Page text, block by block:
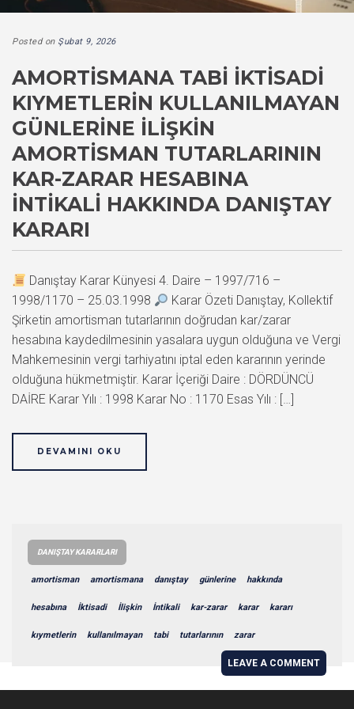
Posted on Şubat 9, 2026
AMORTISMANA TABI İKTISADI
KIYMETLERIN KULLANILMAYAN
GÜNLERINE İLIŞKIN
AMORTISMAN TUTARLARININ
KAR-ZARAR HESABINA
İNTIKALI HAKKINDA DANIŞTAY
KARARI
Danıştay Karar Künyesi 4. Daire – 1997/716 –
1998/1170 – 25.03.1998
Karar Özeti Danıştay, Kollektif
Şirketin amortisman tutarlarının doğrudan kar/zarar
hesabına kaydedilmesinin yasalara uygun olduğuna ve Vergi
Mahkemesinin vergi tarhiyatını iptal eden kararının yerinde
olduğuna hükmetmiştir. Karar İçeriği Daire : DÖRDÜNCÜ
DAİRE Karar Yılı : 1998 Karar No : 1170 Esas Yılı : […]
DEVAMINI OKU
DANIŞTAY KARARLARI
amortisman amortismana danıştay günlerine hakkında
hesabına İktisadi İlişkin İntikali kar-zarar karar kararı
kıymetlerin kullanılmayan tabi tutarlarının zarar
LEAVE A COMMENT